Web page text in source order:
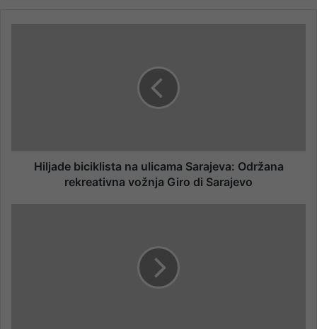
Hiljade biciklista na ulicama Sarajeva: Održana
rekreativna vožnja Giro di Sarajevo